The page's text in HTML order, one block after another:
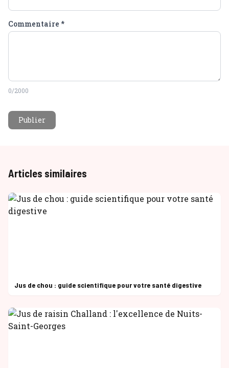
Commentaire *
0/2000
Publier
Articles similaires
Jus de chou : guide scientifique pour votre santé digestive